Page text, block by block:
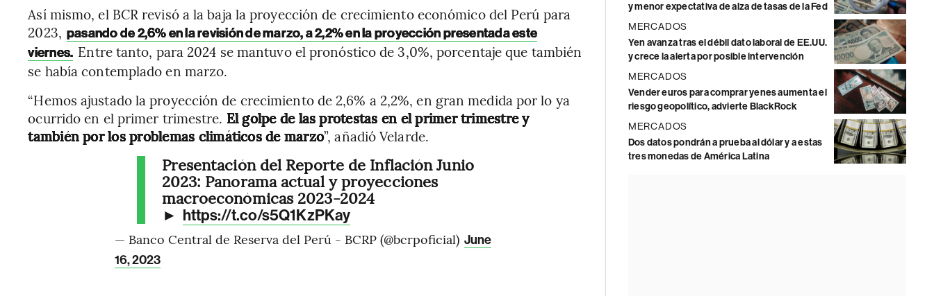
Así mismo, el BCR revisó a la baja la proyección de crecimiento económico del Perú para
2023, pasando de 2,6% en la revisión de marzo, a 2,2% en la proyección presentada este
viernes. Entre tanto, para 2024 se mantuvo el pronóstico de 3,0%, porcentaje que también
se había contemplado en marzo.
“Hemos ajustado la proyección de crecimiento de 2,6% a 2,2%, en gran medida por lo ya
ocurrido en el primer trimestre. El golpe de las protestas en el primer trimestre y
también por los problemas climáticos de marzo”, añadió Velarde.
Presentación del Reporte de Inflación Junio
2023: Panorama actual y proyecciones
macroeconómicas 2023-2024
► https://t.co/s5Q1KzPKay
— Banco Central de Reserva del Perú - BCRP (@bcrpoficial) June
16, 2023
y menor expectativa de alza de tasas de la Fed
MERCADOS
Yen avanza tras el débil dato laboral de EE.UU.
y crece la alerta por posible intervención
MERCADOS
Vender euros para comprar yenes aumenta el
riesgo geopolítico, advierte BlackRock
MERCADOS
Dos datos pondrán a prueba al dólar y a estas
tres monedas de América Latina